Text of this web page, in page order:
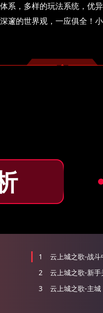
系，多样的玩法系统，优
邃的世界观，一应俱全！
1
云上城之歌-战斗
2
云上城之歌-新手
3
云上城之歌-主城